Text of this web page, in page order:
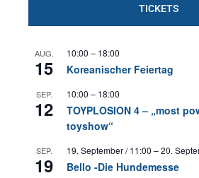
TICKETS
AUG.
15
10:00 – 18:00
Koreanischer Feiertag
SEP.
12
10:00 – 18:00
TOYPLOSION 4 – „most
toyshow“
SEP.
19
19. September / 11:00 –20.
Bello -Die Hundemesse